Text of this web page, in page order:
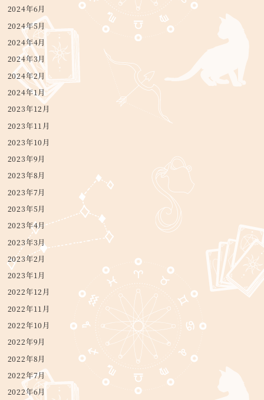
2024年6月
2024年5月
2024年4月
2024年3月
2024年2月
2024年1月
2023年12月
2023年11月
2023年10月
2023年9月
2023年8月
2023年7月
2023年5月
2023年4月
2023年3月
2023年2月
2023年1月
2022年12月
2022年11月
2022年10月
2022年9月
2022年8月
2022年7月
2022年6月